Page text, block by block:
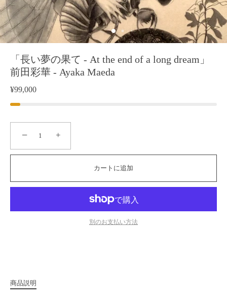
「長い夢の果て - At the end of a long dream」
前田彩華 - Ayaka Maeda
¥99,000
− +
カートに追加
別のお支払い方法
商品説明